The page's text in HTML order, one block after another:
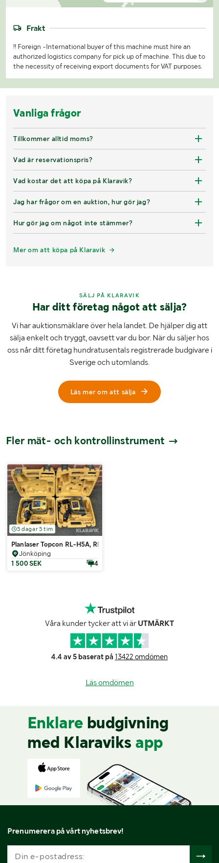
Frakt
!! Foreign -International buyer of this machine must hire an
authorized logistics company for pick up of machine. This due to
the necessity of receiving export documents for VAT purposes.
Vanliga frågor
Tillkommer alltid moms?
Vad är reservationspris?
Vad kostar det att köpa på Klaravik?
Jag har frågor om en auktion, hur gör jag?
Hur gör jag om något inte stämmer?
Mer om att köpa på Klaravik
SÄLJ PÅ KLARAVIK
Har ditt företag något att sälja?
Vi har auktionsmäklare över hela landet. De hjälper dig att
sälja enkelt och tryggt, oavsett var du bor. När du säljer hos
oss når ditt företag hundratusentals registrerade budgivare i
Sverige och utomlands.
Läs mer om att sälja
Fler mät- och kontrollinstrument
5 dagar 5 tim
Planlaser Topcon RL-H5A, RL-H4A
Jönköping
1 500 SEK
4
Våra kunder tycker att vi är UTMÄRKT
4.4 av 5 baserat på 13422 omdömen
Läs omdömen
Enklare budgivning
med Klaraviks app
Prenumerera på vårt nyhetsbrev!